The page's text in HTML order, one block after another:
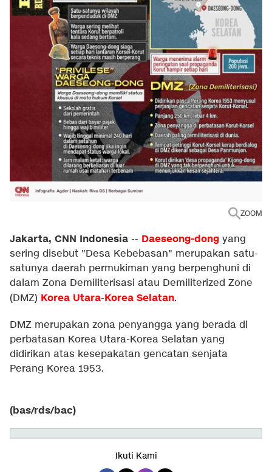
ZOOM
Jakarta, CNN Indonesia -- Daeseong-dong yang
sering disebut "Desa Kebebasan" merupakan satu-
satunya daerah permukiman yang berpenghuni di
dalam Zona Demiliterisasi atau Demiliterized Zone
(DMZ) Korea Utara-Korea Selatan.
DMZ merupakan zona penyangga yang berada di
perbatasan Korea Utara-Korea Selatan yang
didirikan atas kesepakatan gencatan senjata
Perang Korea 1953.
(bas/rds/bac)
Ikuti Kami